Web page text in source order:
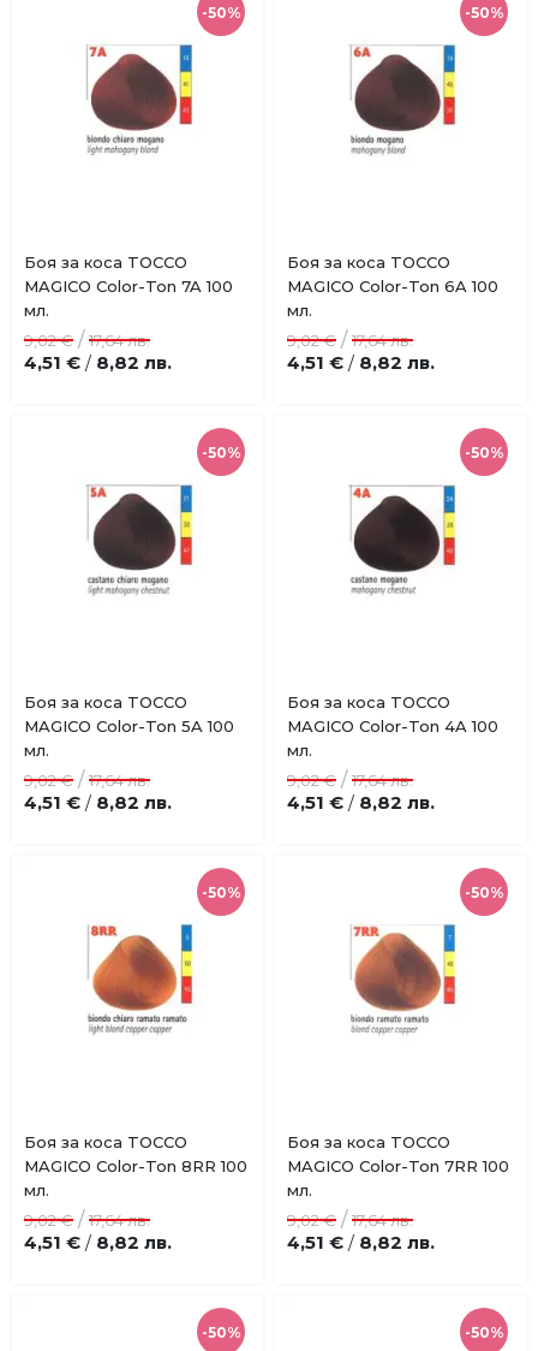
-50%
Добави
в
Купи
Боя за коса TOCCO
MAGICO Color-Ton 7A 100
мл.
4,51 € / 8,82 лв.
9,02 € /17,64 лв.
-50%
Добави
в
Купи
Боя за коса TOCCO
MAGICO Color-Ton 6A 100
мл.
4,51 € / 8,82 лв.
9,02 € /17,64 лв.
-50%
Добави
в
Купи
Боя за коса TOCCO
MAGICO Color-Ton 5A 100
мл.
4,51 € / 8,82 лв.
9,02 € /17,64 лв.
-50%
Добави
в
Купи
Боя за коса TOCCO
MAGICO Color-Ton 4A 100
мл.
4,51 € / 8,82 лв.
9,02 € /17,64 лв.
-50%
Добави
в
Купи
Боя за коса TOCCO
MAGICO Color-Ton 8RR 100
мл.
4,51 € / 8,82 лв.
9,02 € /17,64 лв.
-50%
Добави
в
Купи
Боя за коса TOCCO
MAGICO Color-Ton 7RR 100
мл.
4,51 € / 8,82 лв.
9,02 € /17,64 лв.
-50% -50%